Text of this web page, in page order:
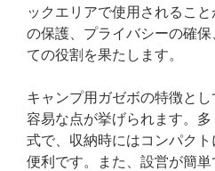
ックエリアで使用されるこ
の保護、プライバシーの確
ての役割を果たします。
キャンプ用ガゼボの特徴と
容易な点が挙げられます。
式で、収納時にはコンパク
便利です。また、設営が簡